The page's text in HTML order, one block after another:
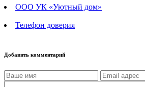
ООО УК «Уютный дом»
Телефон доверия
Добавить комментарий